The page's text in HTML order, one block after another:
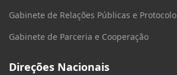
Gabinete de Relações Públicas e Protocolo
Gabinete de Parceria e Cooperação
Direções Nacionais